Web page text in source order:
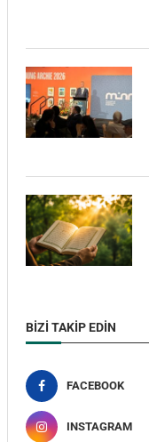
BIZI TAKIP EDIN
FACEBOOK
INSTAGRAM